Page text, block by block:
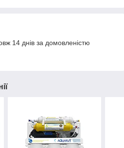
14 днів за домовленістю